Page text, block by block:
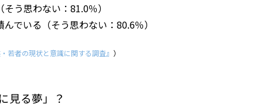
う思わない：81.0％）
でいる（そう思わない：80.6％）
若者の現状と意識に関する調査』 ）
見る夢」？